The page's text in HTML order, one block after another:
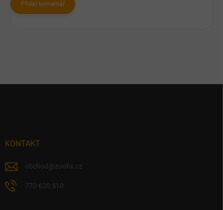
Přidat komentář
KONTAKT
obchod @zoofix.cz
770 620 510